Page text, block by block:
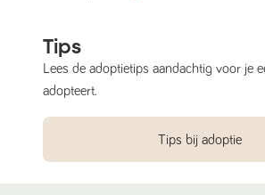
Tips
Lees de adoptietips aandachtig voor je
adopteert.
Tips bij adoptie